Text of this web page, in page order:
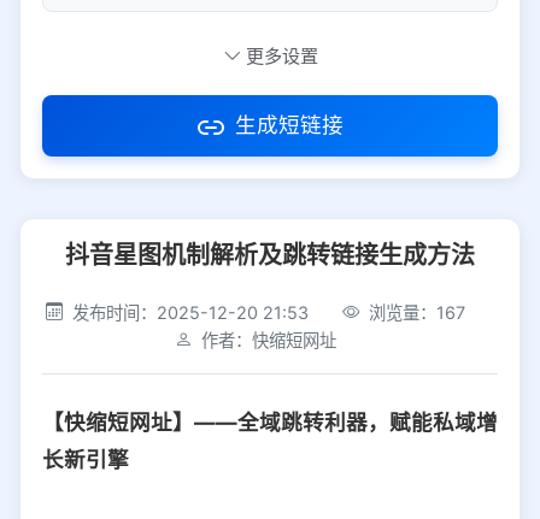
访问密码
社交平台 电商平台
选择防红平台类型，避免链接被拦截
iOS
更多设置
生成短链接
抖音星图机制解析及跳转链接生成方法
发布时间：2025-12-20 21:53
浏览量：167
作者：快缩短网址
【快缩短网址】——全域跳转利器，赋能私域增
长新引擎